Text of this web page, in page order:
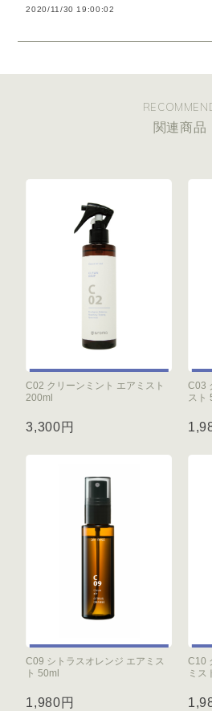
2020/11/30 19:00:02
関連商品
C02 クリーンミント エアミスト
200ml
3,300円
C03
スト
C09 シトラスオレンジ エアミス
ト 50ml
1,980円
C10
ミス